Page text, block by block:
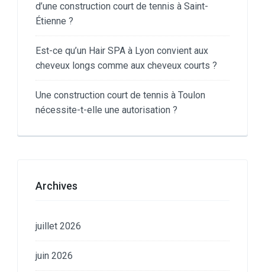
d’une construction court de tennis à Saint-
Étienne ?
Est-ce qu’un Hair SPA à Lyon convient aux
cheveux longs comme aux cheveux courts ?
Une construction court de tennis à Toulon
nécessite-t-elle une autorisation ?
Archives
juillet 2026
juin 2026